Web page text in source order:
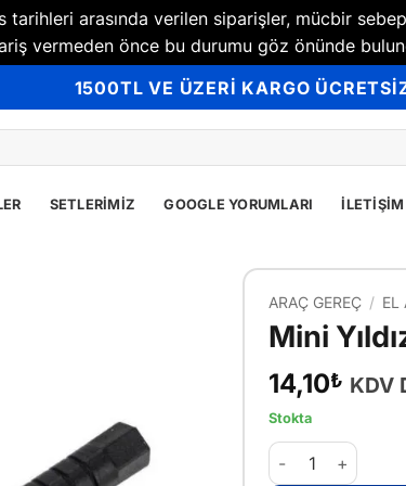
arasında verilen siparişler, mücbir
vermeden önce bu durumu göz önünde
1500TL VE ÜZERİ KARGO
SETLERIMIZ GOOGLE YORUMLARI İLETIŞIM
ARAÇ GEREÇ / EL
Mini
14,10₺ KDV
Stokta
Mini Yıldız